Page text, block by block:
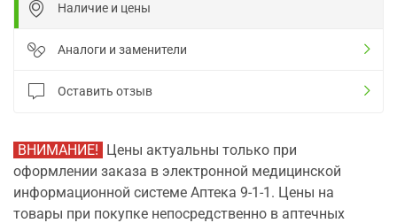
Наличие и цены
Аналоги и заменители
Оставить отзыв
ВНИМАНИЕ! Цены актуальны только при
оформлении заказа в электронной медицинской
информационной системе Аптека 9-1-1. Цены на
товары при покупке непосредственно в аптечных